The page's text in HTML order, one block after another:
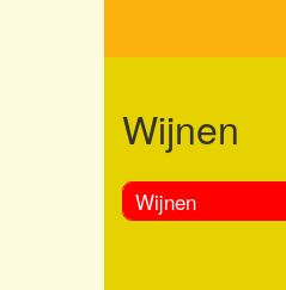
Wijnen
Wijnen